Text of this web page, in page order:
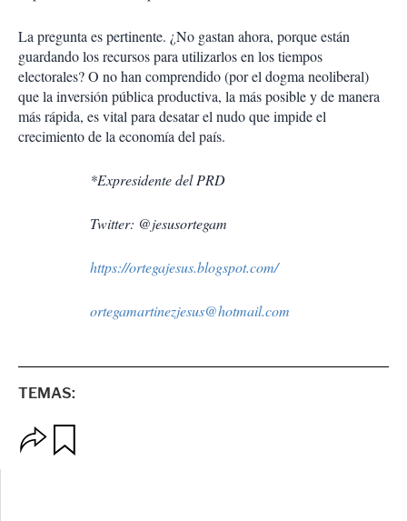
La pregunta es pertinente. ¿No gastan ahora, porque están
guardando los recursos para utilizarlos en los tiempos
electorales? O no han comprendido (por el dogma neoliberal)
que la inversión pública productiva, la más posible y de manera
más rápida, es vital para desatar el nudo que impide el
crecimiento de la economía del país.
*Expresidente del PRD
Twitter: @jesusortegam
https://ortegajesus.blogspot.com/
ortegamartinezjesus@hotmail.com
TEMAS:
p